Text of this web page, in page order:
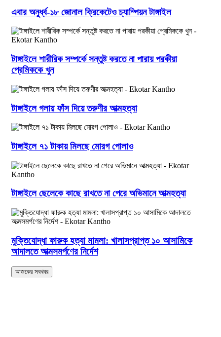
এবার অনুর্ধ্ব-১৮ জোনাল ক্রিকেটেও চ্যাম্পিয়ন টাঙ্গাইল
টাঙ্গাইলে শারীরিক সম্পর্কে সন্তুষ্ট করতে না পারায় পরকীয়া
প্রেমিককে খুন
টাঙ্গাইলে গলায় ফাঁস দিয়ে তরুণীর আত্মহত্যা
টাঙ্গাইলে ৭১ টাকায় মিলছে মোরগ পোলাও
টাঙ্গাইলে ছেলেকে কাছে রাখতে না পেরে অভিমানে আত্মহত্যা
মুক্তিযোদ্ধা ফারুক হত্যা মামলা: খালাসপ্রাপ্ত ১০ আসামিকে
আদালতে আত্মসমর্পণের নির্দেশ